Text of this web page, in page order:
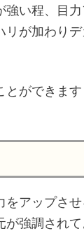
い程、目
が加わり
ができま
アップさ
強調され